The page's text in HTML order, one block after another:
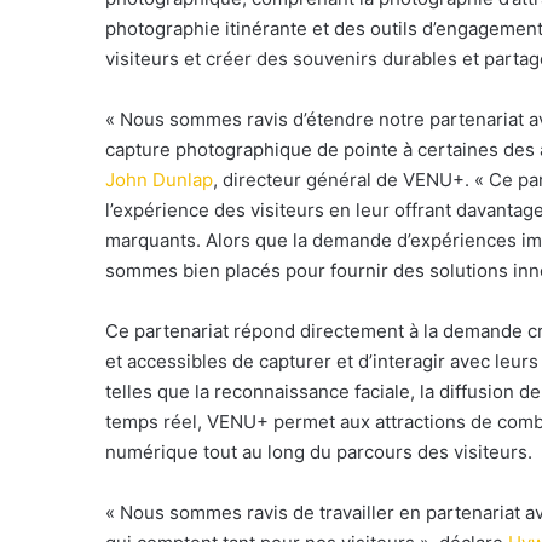
photographie itinérante et des outils
visiteurs et créer des souvenirs durables et
« Nous sommes ravis d’étendre notre partenariat
capture photographique de pointe à certaines
John Dunlap, directeur général de VENU+. « Ce
l’expérience des visiteurs en leur offrant
marquants. Alors que la demande d’expériences
sommes bien placés pour fournir des solutions
Ce partenariat répond directement à la demande
et accessibles de capturer et d’interagir avec
telles que la reconnaissance faciale, la diffusion
temps réel, VENU+ permet aux attractions de
numérique tout au long du parcours des visiteurs.
« Nous sommes ravis de travailler en partenariat